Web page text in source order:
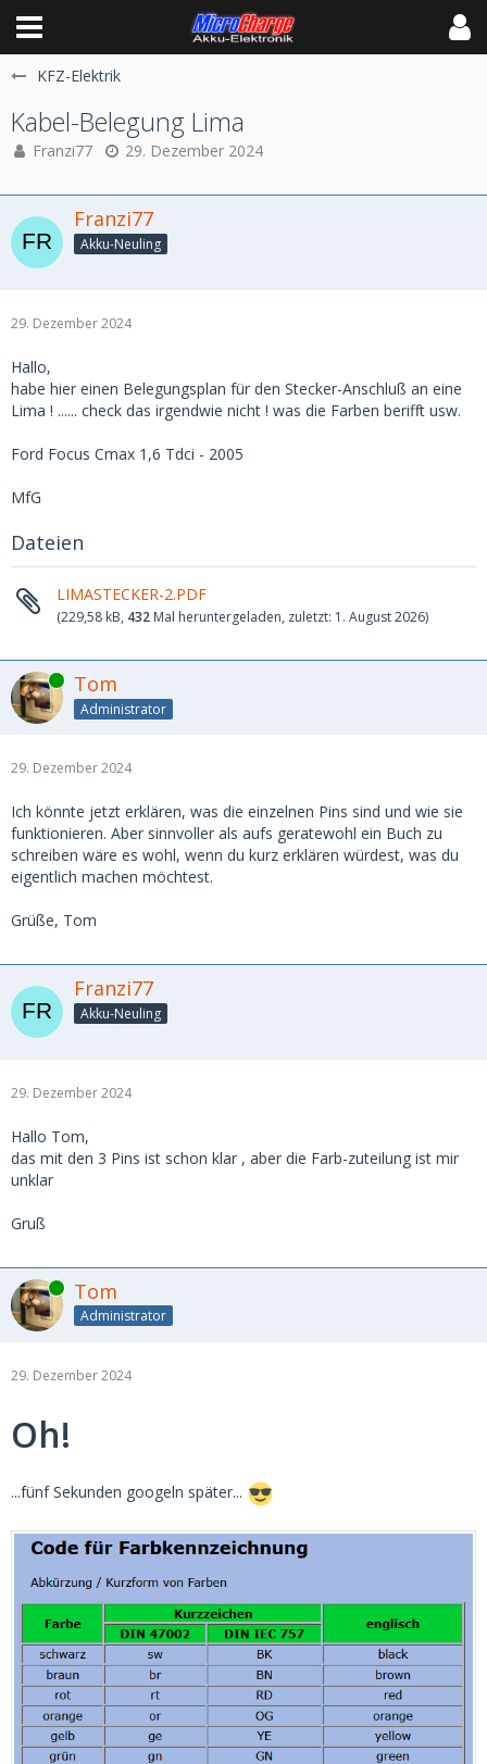
KFZ-Elektrik
Kabel-Belegung Lima
Franzi77 29. Dezember 2024
Franzi77
Akku-Neuling
29. Dezember 2024
Hallo,
habe hier einen Belegungsplan für den Stecker-Anschluß an eine
Lima ! ...... check das irgendwie nicht ! was die Farben berifft usw.
Ford Focus Cmax 1,6 Tdci - 2005
MfG
Dateien
LIMASTECKER-2.PDF
(229,58 kB, 432 Mal heruntergeladen, zuletzt: 1. August 2026)
Online Tom
Administrator
29. Dezember 2024
Ich könnte jetzt erklären, was die einzelnen Pins sind und wie sie
funktionieren. Aber sinnvoller als aufs geratewohl ein Buch zu
schreiben wäre es wohl, wenn du kurz erklären würdest, was du
eigentlich machen möchtest.
Grüße, Tom
Franzi77
Akku-Neuling
29. Dezember 2024
Hallo Tom,
das mit den 3 Pins ist schon klar , aber die Farb-zuteilung ist mir
unklar
Gruß
Online Tom
Administrator
29. Dezember 2024
Oh!
...fünf Sekunden googeln später...